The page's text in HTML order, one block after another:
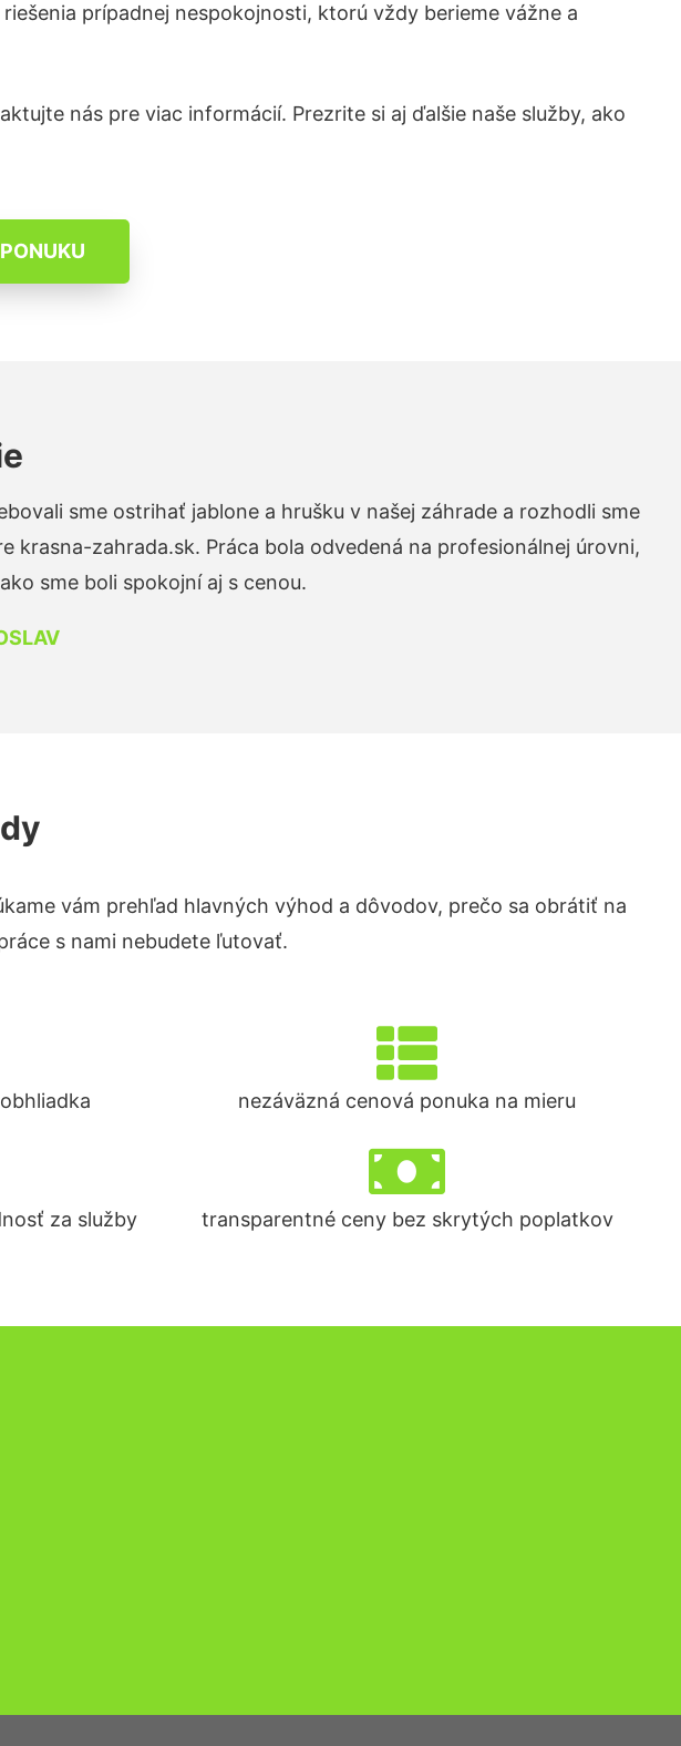
prípadnej nespokojnosti, ktorú vždy berieme vážne a
nás pre viac informácií. Prezrite si aj ďalšie naše služby, ako
sme ostrihať jablone a hrušku v našej záhrade a rozhodli sme
krasna-zahrada.sk. Práca bola odvedená na profesionálnej úrovni,
sme boli spokojní aj s cenou.
vám prehľad hlavných výhod a dôvodov, prečo sa obrátiť na
s nami nebudete ľutovať.
nezáväzná cenová ponuka na mieru
za služby transparentné ceny bez skrytých poplatkov